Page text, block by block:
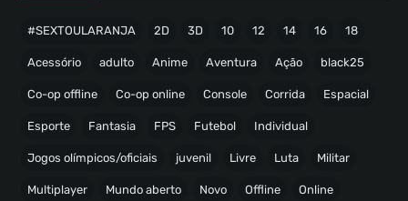
#SEXTOULARANJA 2D 3D 10 12 14 16 18
Acessório adulto Anime Aventura Ação black25
Co-op offline Co-op online Console Corrida Espacial
Esporte Fantasia FPS Futebol Individual
Jogos olímpicos/oficiais juvenil Livre Luta Militar
Multiplayer Mundo aberto Novo Offline Online